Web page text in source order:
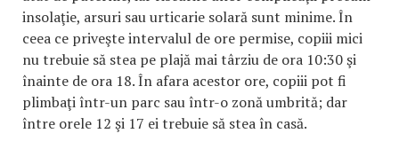
insolaţie, arsuri sau urticarie solară sunt minime. În
ceea ce priveşte intervalul de ore permise, copiii mici
nu trebuie să stea pe plajă mai târziu de ora 10:30 şi
înainte de ora 18. În afara acestor ore, copiii pot fi
plimbaţi într-un parc sau într-o zonă umbrită; dar
între orele 12 şi 17 ei trebuie să stea în casă.